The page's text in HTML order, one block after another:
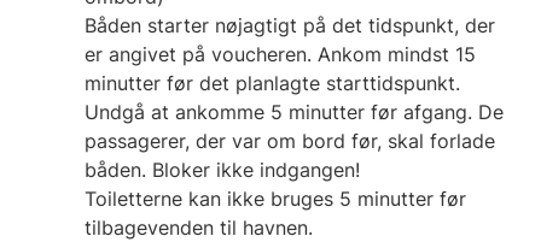
Båden starter nøjagtigt på det tidspunkt, der
er angivet på voucheren. Ankom mindst 15
minutter før det planlagte starttidspunkt.
Undgå at ankomme 5 minutter før afgang. De
passagerer, der var om bord før, skal forlade
båden. Bloker ikke indgangen!
Toiletterne kan ikke bruges 5 minutter før
tilbagevenden til havnen.